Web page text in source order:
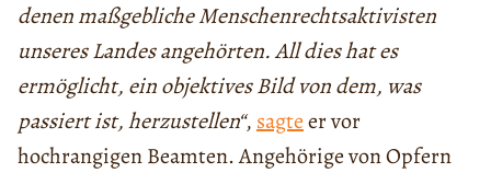
denen maßgebliche Menschenrechtsaktivisten
unseres Landes angehörten. All dies hat es
ermöglicht, ein objektives Bild von dem, was
passiert ist, herzustellen“, sagteer vor
hochrangigen Beamten. Angehörige von Opfern